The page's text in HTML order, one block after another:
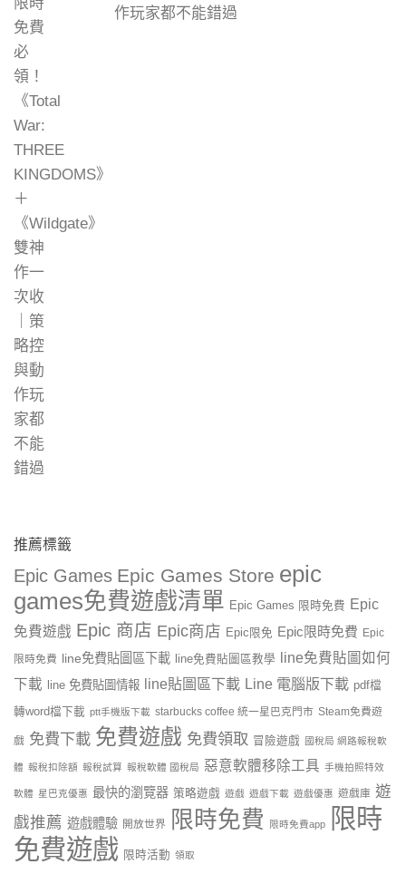
作玩家都不能錯過
推薦標籤
Epic Games Epic Games Store epic
games免費遊戲清單 Epic Games 限時免費 Epic
免費遊戲 Epic 商店 Epic商店 Epic限免 Epic限時免費 Epic
限時免費 line免費貼圖區下載 line免費貼圖區教學
line免費貼圖如何
下載
line 免費貼圖情報 line貼圖區下載 Line 電腦版下載 pdf檔
轉word檔下載 ptt手機版下載 starbucks coffee 統一星巴克門市 Steam免費遊
戲 免費下載 免費遊戲 免費領取 冒險遊戲 國稅局 網路報稅軟
體 報稅扣除額 報稅試算 報稅軟體 國稅局 惡意軟體移除工具 手機拍照特效
軟體 星巴克優惠 最快的瀏覽器 策略遊戲 遊戲 遊戲下載 遊戲優惠 遊戲庫 遊
戲推薦 遊戲體驗 開放世界 限時免費 限時免費app
限時
免費遊戲 限時活動 領取